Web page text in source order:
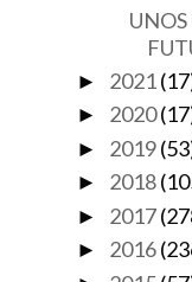
► 2021
► 2020
► 2019
► 2018
► 2017
► 2016